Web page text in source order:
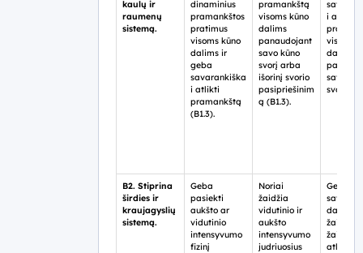
kaulų ir
raumenų
sistemą.
dinaminius
pramankštos
pratimus
visoms kūno
dalims ir
geba
savarankiška
i atlikti
pramankštą
(B1.3).
pramankštą
visoms kūno
dalims
panaudojant
savo kūno
svorį arba
išorinį svorio
pasipriešinim
ą (B1.3).
i atlikti
visoms
dalims
savo
svorį
B2. Stiprina
širdies ir
kraujagyslių
sistemą.
Geba
pasiekti
aukšto ar
vidutinio
intensyvumo
fizinį
Noriai
žaidžia
vidutinio ir
aukšto
intensyvumo
judriuosius
Geba
savo
darbą